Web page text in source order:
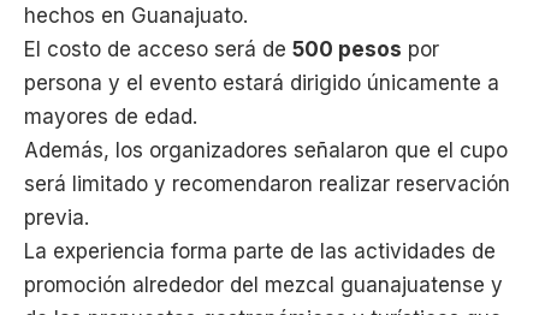
hechos en Guanajuato.
El costo de acceso será de 500 pesos por
persona y el evento estará dirigido únicamente a
mayores de edad.
Además, los organizadores señalaron que el cupo
será limitado y recomendaron realizar reservación
previa.
La experiencia forma parte de las actividades de
promoción alrededor del mezcal guanajuatense y